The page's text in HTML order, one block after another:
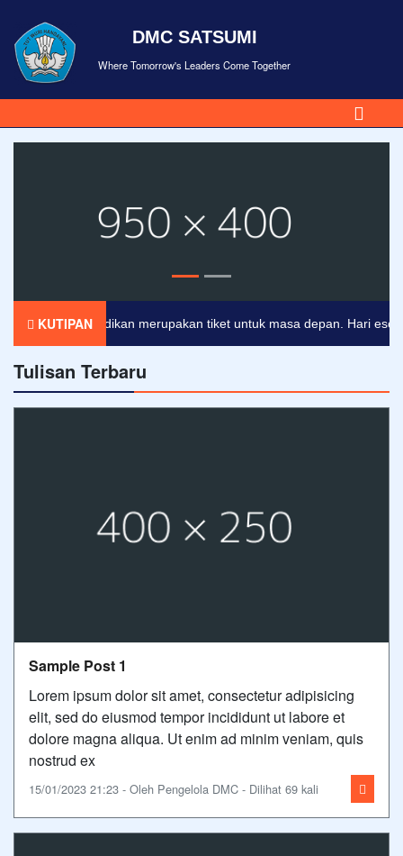
DMC SATSUMI
Where Tomorrow's Leaders Come Together
KUTIPAN
Pendidikan merupakan tiket untuk masa depan. Hari esok
Tulisan Terbaru
Sample Post 1
Lorem ipsum dolor sit amet, consectetur adipisicing
elit, sed do eiusmod tempor incididunt ut labore et
dolore magna aliqua. Ut enim ad minim veniam, quis
nostrud ex
15/01/2023 21:23 - Oleh Pengelola DMC - Dilihat 69 kali